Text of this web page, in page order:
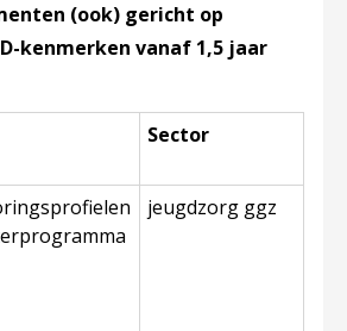
(ook) gericht op
kenmerken vanaf 1,5 jaar
Sector
jeugdzorg ggz